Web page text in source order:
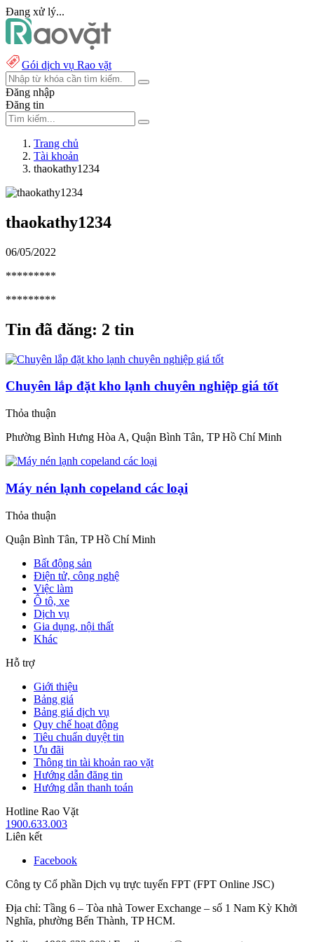
Đang xử lý...
Gói dịch vụ Rao vặt
Đăng nhập
Đăng tin
Trang chủ
Tài khoản
thaokathy1234
thaokathy1234
06/05/2022
*********
*********
Tin đã đăng: 2 tin
Chuyên lắp đặt kho lạnh chuyên nghiệp giá tốt
Thỏa thuận
Phường Bình Hưng Hòa A, Quận Bình Tân, TP Hồ Chí Minh
Máy nén lạnh copeland các loại
Thỏa thuận
Quận Bình Tân, TP Hồ Chí Minh
Bất động sản
Điện tử, công nghệ
Việc làm
Ô tô, xe
Dịch vụ
Gia dụng, nội thất
Khác
Hỗ trợ
Giới thiệu
Bảng giá
Bảng giá dịch vụ
Quy chế hoạt động
Tiêu chuẩn duyệt tin
Ưu đãi
Thông tin tài khoản rao vặt
Hướng dẫn đăng tin
Hướng dẫn thanh toán
Hotline Rao Vặt
1900.633.003
Liên kết
Facebook
Công ty Cổ phần Dịch vụ trực tuyến FPT (FPT Online JSC)
Địa chỉ: Tầng 6 – Tòa nhà Tower Exchange – số 1 Nam Kỳ Khởi
Nghĩa, phường Bến Thành, TP HCM.